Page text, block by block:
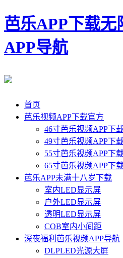
芭乐APP下载
APP导航
首页
芭乐视频APP下载官方
46寸芭乐视频APP下
49寸芭乐视频APP下
55寸芭乐视频APP下
65寸芭乐视频APP下
芭乐APP未满十八岁下载
室内LED显示屏
户外LED显示屏
透明LED显示屏
COB室内小间距
深夜福利芭乐视频APP导航
DLPLED光源大屏